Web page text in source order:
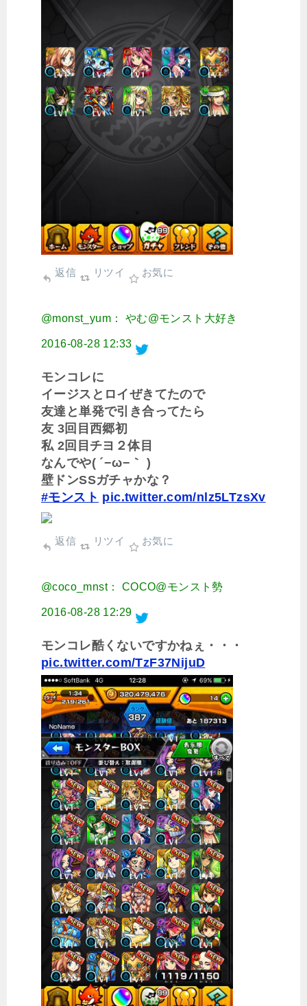
返信 リツイ お気に
@monst_yum： やむ@モンスト大好き
2016-08-28 12:33
モンコレに
イージスとロイぜきてたので
友達と単発で引き合ってたら
友 3回目西郷初
私 2回目チヨ２体目
なんでや( ´−ω−｀ )
壁ドンSSガチャかな？
#モンスト pic.twitter.com/nlz5LTzsXv
返信 リツイ お気に
@coco_mnst： COCO@モンスト勢
2016-08-28 12:29
モンコレ酷くないですかねぇ・・・
pic.twitter.com/TzF37NijuD